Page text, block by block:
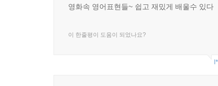
영화속 영어표현들~ 쉽고 재밌게 배울수 있다
이 한줄평이 도움이 되었나요?